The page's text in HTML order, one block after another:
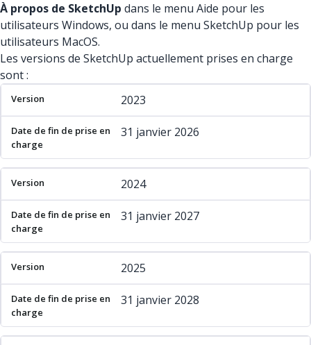
À propos de SketchUp dans le menu Aide pour les
utilisateurs Windows, ou dans le menu SketchUp pour les
utilisateurs MacOS.
Les versions de SketchUp actuellement prises en charge
sont :
Version
Date de fin de prise en charge
2023
31 janvier 2026
2024
31 janvier 2027
2025
31 janvier 2028